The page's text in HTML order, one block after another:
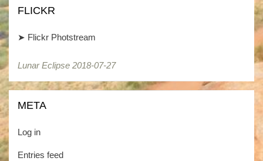
FLICKR
➤ Flickr Photstream
Lunar Eclipse 2018-07-27
META
Log in
Entries feed